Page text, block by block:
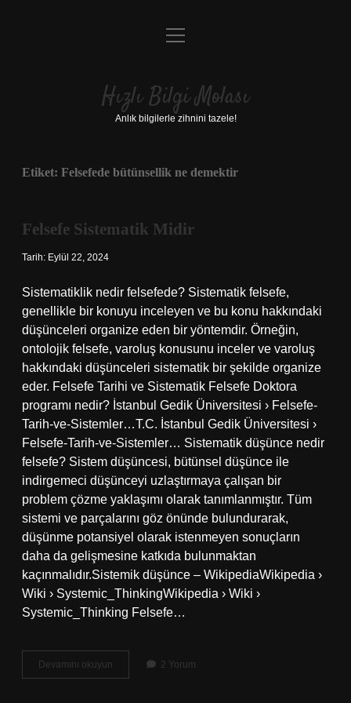
Anasayfa
Yasal Uyarı
menüyü
Hızlı Bilgi Molası
Anlık bilgilerle zihnini tazele!
Etiket: Felsefede bütünsellik ne demektir
Felsefe Sistematik Midir
Tarih: Eylül 22, 2024
Sistematiklik nedir felsefede? Sistematik felsefe,
genellikle bir konuyu inceleyen ve bu konu hakkındaki
düşünceleri organize eden bir yöntemdir. Örneğin,
ontolojik felsefe, varoluş konusunu inceler ve varoluş
hakkındaki düşünceleri sistematik bir şekilde organize
eder. Felsefe Tarihi ve Sistematik Felsefe Doktora
programı nedir? İstanbul Gedik Üniversitesi › Felsefe-
Tarih-ve-Sistemler…T.C. İstanbul Gedik Üniversitesi ›
Felsefe-Tarih-ve-Sistemler… Sistematik düşünce nedir
felsefe? Sistem düşüncesi, bütünsel düşünce ile
indirgemeci düşünceyi uzlaştırmaya çalışan bir
problem çözme yaklaşımı olarak tanımlanmıştır. Tüm
sistemi ve parçalarını göz önünde bulundurarak,
düşünme potansiyel olarak istenmeyen sonuçların
daha da gelişmesine katkıda bulunmaktan
kaçınmalıdır.Sistemik düşünce – WikipediaWikipedia ›
Wiki › Systemic_ThinkingWikipedia › Wiki ›
Systemic_Thinking Felsefe…
Devamını okuyun
Sistematik
2 Yorum